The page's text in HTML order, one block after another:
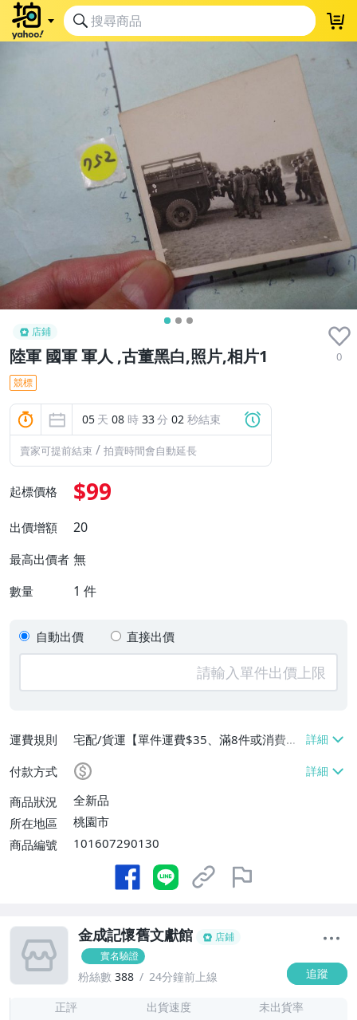
店鋪
陸軍 國軍 軍人 ,古董黑白,照片,相片1 0
競標
05 天 08 時 33分 02 秒結束
賣家可提前結束 / 拍賣時間會自動延長
起標價格 $99
出價增額 20
最高出價者 無
數量 1 件
自動出價 直接出價
運費規則
宅配/貨運【單件運費$35、滿8件或消費滿
$3500免運費】、郵局掛號【單件運費$3
5、滿8件或消費滿$3000免運費】
付款方式
商品狀況
全新品
所在地區
桃園市
商品編號
101607290130
金成記懷舊文獻館
店鋪
實名驗證
粉絲數 388 24分鐘前上線 追蹤
正評 出貨速度 未出貨率